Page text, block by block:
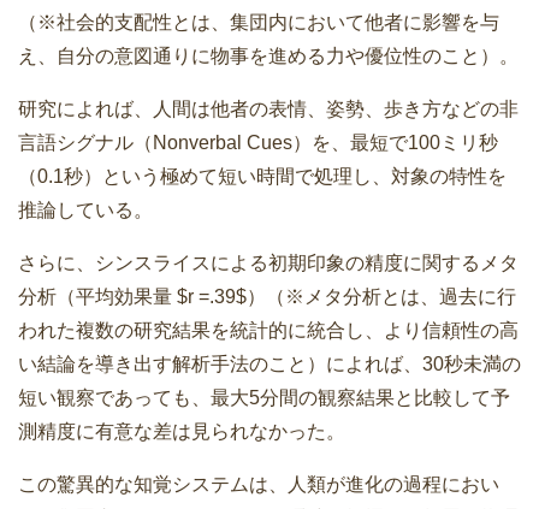
（※社会的支配性とは、集団内において他者に影響を与
え、自分の意図通りに物事を進める力や優位性のこと）。
研究によれば、人間は他者の表情、姿勢、歩き方などの非
言語シグナル（Nonverbal Cues）を、最短で100ミリ秒
（0.1秒）という極めて短い時間で処理し、対象の特性を
推論している。
さらに、シンスライスによる初期印象の精度に関するメタ
分析（平均効果量 $r =.39$）（※メタ分析とは、過去に行
われた複数の研究結果を統計的に統合し、より信頼性の高
い結論を導き出す解析手法のこと）によれば、30秒未満の
短い観察であっても、最大5分間の観察結果と比較して予
測精度に有意な差は見られなかった。
この驚異的な知覚システムは、人類が進化の過程におい